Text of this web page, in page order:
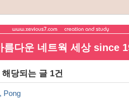
름다운 네트웍 세상 since
당되는 글 1건
Pong